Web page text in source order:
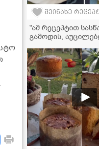
შეინახე
"ამ რეცეპტით
გამოდის,
ვიდეორეცეპტი